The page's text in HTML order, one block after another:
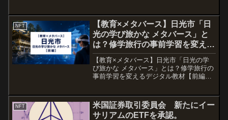
クイヤーである2024年には、その熱はさ
らに高ま...
NFT
【教育×メタバース】日光市「日
光の学び旅かな メタバース」と
は？修学旅行の事前学習を変える
デジタル教材【前編】
【教育×メタバース】日光市「日光の学
び旅かな メタバース」とは？修学旅行の
事前学習を変えるデジタル教材【前編】
できる貴重な学習機会です。一方で、限
られた旅行日程の中で学...
NFT
米国証券取引委員会 新たにイー
サリアムのETFを承認。